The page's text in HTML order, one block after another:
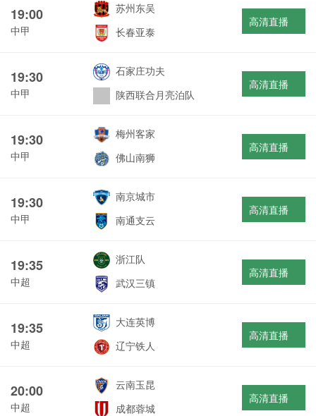
19:00
中甲
苏州东吴
长春亚泰
高清直播
19:30
中甲
石家庄功夫
陕西联合月亮泊队
高清直播
19:30
中甲
梅州客家
佛山南狮
高清直播
19:30
中甲
南京城市
南通支云
高清直播
19:35
中超
浙江队
武汉三镇
高清直播
19:35
中超
大连英博
辽宁铁人
高清直播
20:00
中超
云南玉昆
成都蓉城
高清直播